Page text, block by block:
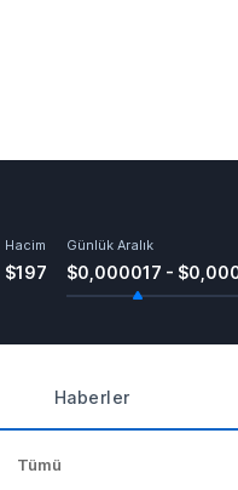
Hacim
$197
Günlük Aralık
$0,000017 -
Haberler
Tümü